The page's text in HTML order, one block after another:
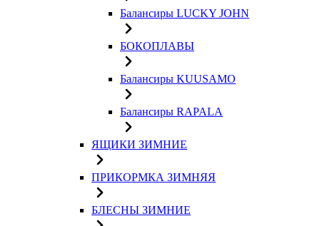
Балансиры LUCKY JOHN
БОКОПЛАВЫ
Балансиры KUUSAMO
Балансиры RAPALA
ЯЩИКИ ЗИМНИЕ
ПРИКОРМКА ЗИМНЯЯ
БЛЕСНЫ ЗИМНИЕ